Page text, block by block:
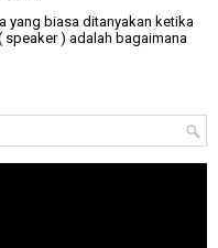
yang biasa ditanyakan ketika
) adalah bagaimana